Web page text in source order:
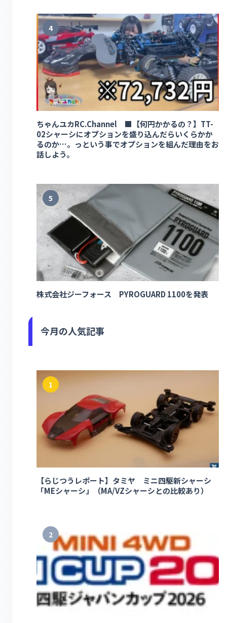
4
ちゃんユカRC.Channel ■【何円かかるの？】TT-
02シャーシにオプションを盛り込んだらいくらかか
るのか…。っという事でオプションを組んだ理由をお
話しよう。
5
株式会社ジーフォース PYROGUARD 1100を発表
今月の人気記事
1
【らじつうレポート】タミヤ ミニ四駆新シャーシ
「MEシャーシ」（MA/VZシャーシとの比較あり）
2